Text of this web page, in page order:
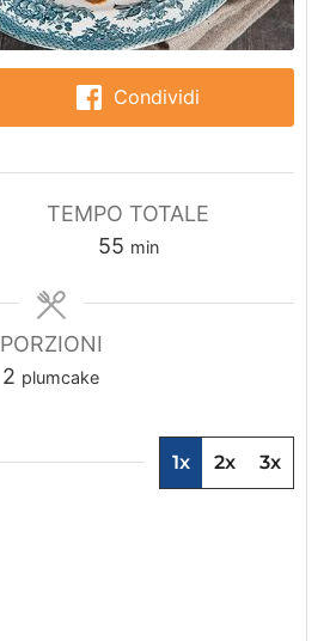
Condividi
TEMPO TOTALE
55m
n
min
PORZIONI
2 plumcake
1x 2x 3x